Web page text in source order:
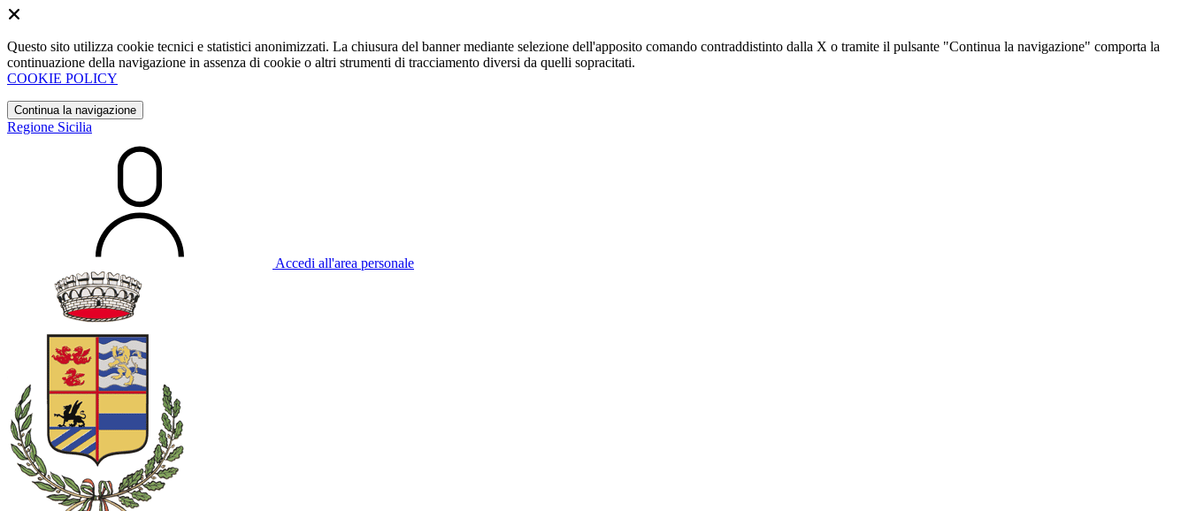
Questo sito utilizza cookie tecnici e statistici anonimizzati. La chiusura del banner mediante selezione dell'apposito comando contraddistinto dalla X o tramite il pulsante "Continua la navigazione" comporta la
continuazione della navigazione in assenza di cookie o altri strumenti di tracciamento diversi da quelli sopracitati.
COOKIE POLICY
Continua la navigazione
Regione Sicilia
Accedi all'area personale